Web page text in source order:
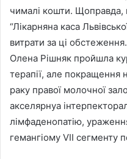
чималі кошти. Щоправда,
“Лікарняна каса
витрати за ці
Олена Рішняк пройшла
терапії, але покращення
раку правої молочної
акселярнуа
лімфаденопатію,
гемангіому VII сегменту